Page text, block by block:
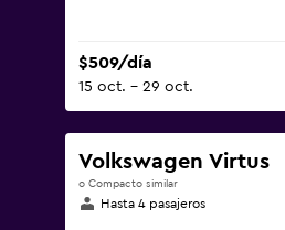
$509/día
15 oct. - 29 oct.
Volkswagen Virtus
o Compacto similar
Hasta 4 pasajeros